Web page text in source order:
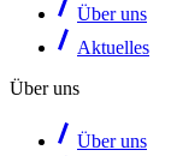
Über uns
Aktuelles
Über uns
Über uns